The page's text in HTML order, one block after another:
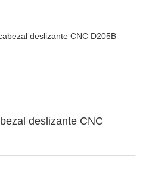
deslizante CNC